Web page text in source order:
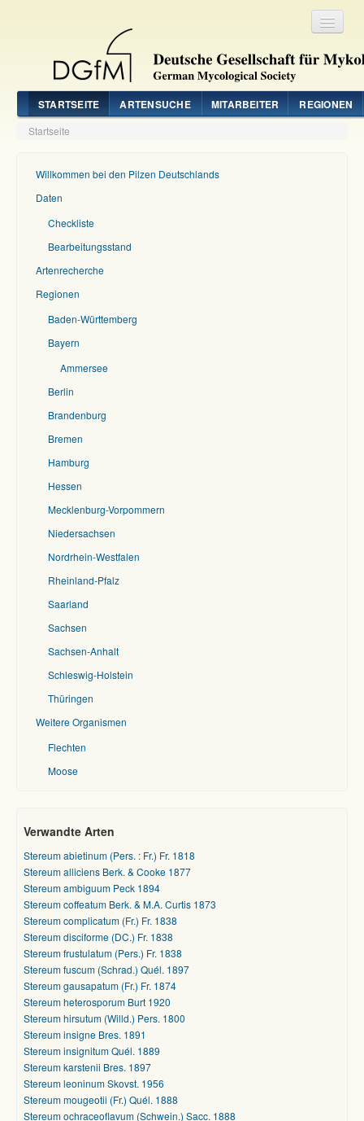
STARTSEITE ARTENSUCHE MITARBEITER REGIONEN
Startseite
Willkommen bei den Pilzen Deutschlands
Daten
Checkliste
Bearbeitungsstand
Artenrecherche
Regionen
Baden-Württemberg
Bayern
Ammersee
Berlin
Brandenburg
Bremen
Hamburg
Hessen
Mecklenburg-Vorpommern
Niedersachsen
Nordrhein-Westfalen
Rheinland-Pfalz
Saarland
Sachsen
Sachsen-Anhalt
Schleswig-Holstein
Thüringen
Weitere Organismen
Flechten
Moose
Verwandte Arten
Stereum abietinum (Pers. : Fr.) Fr. 1818
Stereum alliciens Berk. & Cooke 1877
Stereum ambiguum Peck 1894
Stereum coffeatum Berk. & M.A. Curtis 1873
Stereum complicatum (Fr.) Fr. 1838
Stereum disciforme (DC.) Fr. 1838
Stereum frustulatum (Pers.) Fr. 1838
Stereum fuscum (Schrad.) Quél. 1897
Stereum gausapatum (Fr.) Fr. 1874
Stereum heterosporum Burt 1920
Stereum hirsutum (Willd.) Pers. 1800
Stereum insigne Bres. 1891
Stereum insignitum Quél. 1889
Stereum karstenii Bres. 1897
Stereum leoninum Skovst. 1956
Stereum mougeotii (Fr.) Quél. 1888
Stereum ochraceoflavum (Schwein.) Sacc. 1888